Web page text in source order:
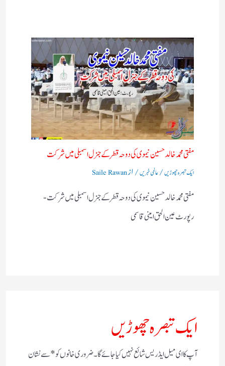
مفتی محمدخالد حسین نیموی کی دوحہ قطر کے جنرل اسمبلی میں شرکت
ایک تبصرہ چھوڑیں/عالمی خبریں/ ازSaile Rawan
مفتی محمدخالد حسین نیموی کی دوحہ قطر کے جنرل اسمبلی میں شرکت-
رپورٹ عین الحق امینی قاسمی
ایک تبصرہ چھوڑیں
آپ کا ای میل ایڈریس شائع نہیں کیا جائے گا۔ضروری خانوں کو*سے نشان